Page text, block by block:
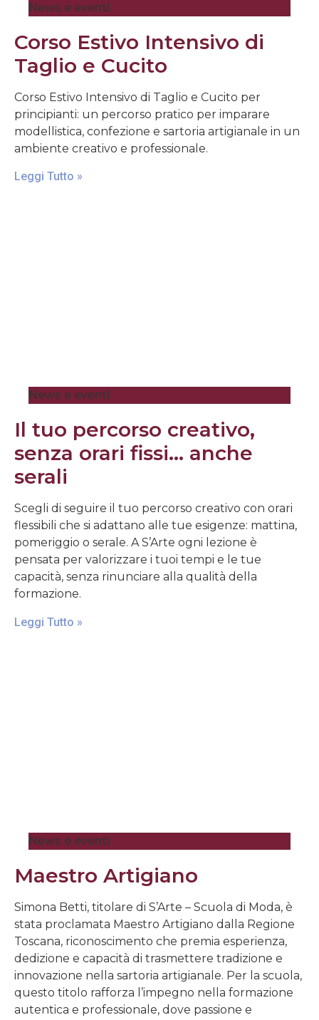
News e eventi
Corso Estivo Intensivo di
Taglio e Cucito
Corso Estivo Intensivo di Taglio e Cucito per
principianti: un percorso pratico per imparare
modellistica, confezione e sartoria artigianale in un
ambiente creativo e professionale.
Leggi Tutto »
News e eventi
Il tuo percorso creativo,
senza orari fissi… anche
serali
Scegli di seguire il tuo percorso creativo con orari
flessibili che si adattano alle tue esigenze: mattina,
pomeriggio o serale. A S’Arte ogni lezione è
pensata per valorizzare i tuoi tempi e le tue
capacità, senza rinunciare alla qualità della
formazione.
Leggi Tutto »
News e eventi
Maestro Artigiano
Simona Betti, titolare di S’Arte – Scuola di Moda, è
stata proclamata Maestro Artigiano dalla Regione
Toscana, riconoscimento che premia esperienza,
dedizione e capacità di trasmettere tradizione e
innovazione nella sartoria artigianale. Per la scuola,
questo titolo rafforza l’impegno nella formazione
autentica e professionale, dove passione e